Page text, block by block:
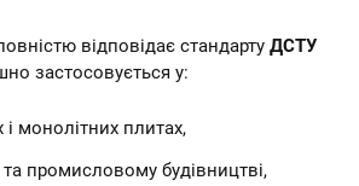
відповідає стандарту ДСТУ
застосовується у:
монолітних плитах,
промисловому будівництві,